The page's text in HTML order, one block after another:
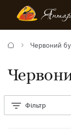
Червоний
Фільтр